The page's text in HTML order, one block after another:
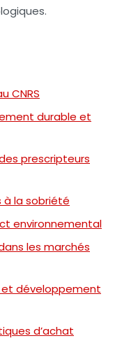
CNRS
durable et
prescripteurs
la sobriété
environnemental
les marchés
développement
d’achat